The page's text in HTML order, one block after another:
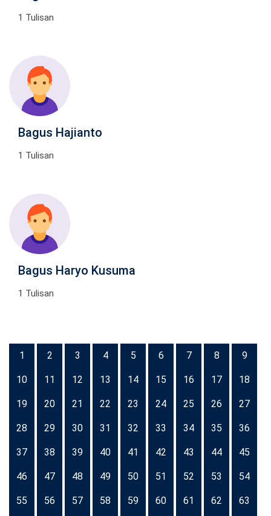
1 Tulisan
Bagus Hajianto
1 Tulisan
Bagus Haryo Kusuma
1 Tulisan
1 2 3 4 5 6 7 8 9
10 11 12 13 14 15 16 17 18
19 20 21 22 23 24 25 26 27
28 29 30 31 32 33 34 35 36
37 38 39 40 41 42 43 44 45
46 47 48 49 50 51 52 53 54
55 56 57 58 59 60 61 62 63